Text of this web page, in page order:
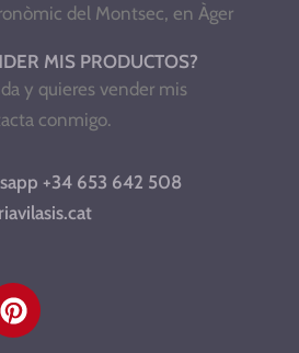
del Montsec, en Àger
MIS PRODUCTOS?
y quieres vender mis
conmigo.
+34 653 642 508
P
i